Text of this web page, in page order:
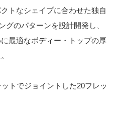
トなシェイプに合わせた独自
グのパターンを設計開発し、
最適なボディー・トップの厚
トでジョイントした20フレッ